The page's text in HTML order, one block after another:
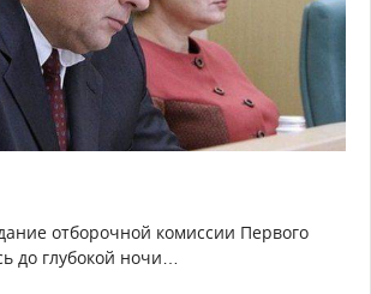
отборочной комиссии Первого
до глубокой ночи…